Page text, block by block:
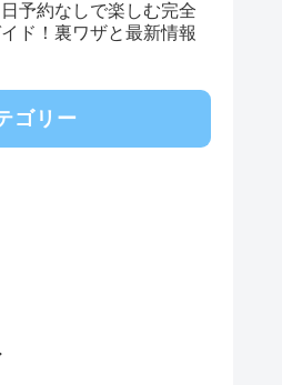
予約なしで楽しむ完全
ド！裏ワザと最新情報
ゴリー